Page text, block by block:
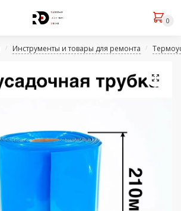
0
/ Инструменты и товары для ремонта /
🔍